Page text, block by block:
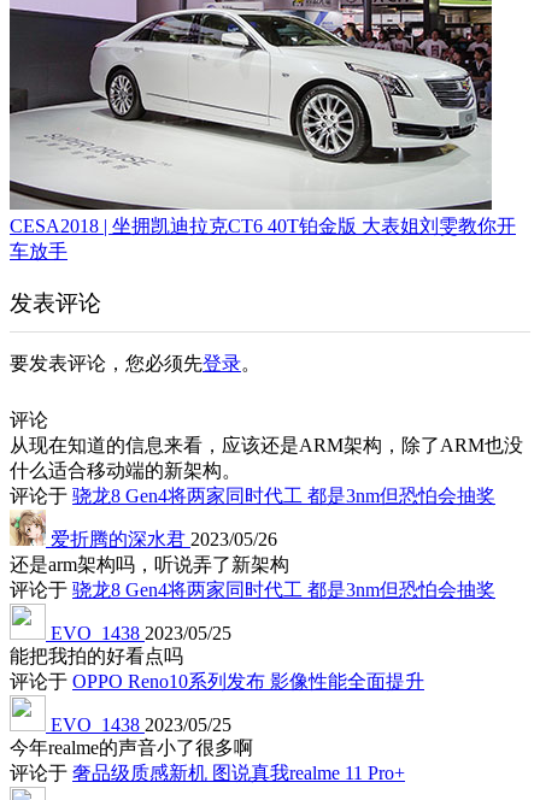
CESA2018 | 坐拥凯迪拉克CT6 40T铂金版 大表姐刘雯教你开
车放手
发表评论
要发表评论，您必须先登录。
评论
从现在知道的信息来看，应该还是ARM架构，除了ARM也没
什么适合移动端的新架构。
评论于 骁龙8 Gen4将两家同时代工 都是3nm但恐怕会抽奖
爱折腾的深水君 2023/05/26
还是arm架构吗，听说弄了新架构
评论于 骁龙8 Gen4将两家同时代工 都是3nm但恐怕会抽奖
EVO_1438 2023/05/25
能把我拍的好看点吗
评论于 OPPO Reno10系列发布 影像性能全面提升
EVO_1438 2023/05/25
今年realme的声音小了很多啊
评论于 奢品级质感新机 图说真我realme 11 Pro+